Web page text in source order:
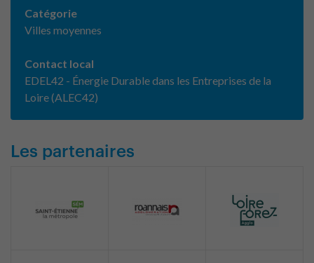
Catégorie
Villes moyennes
Contact local
EDEL42 - Énergie Durable dans les Entreprises de la
Loire (ALEC42)
Les partenaires